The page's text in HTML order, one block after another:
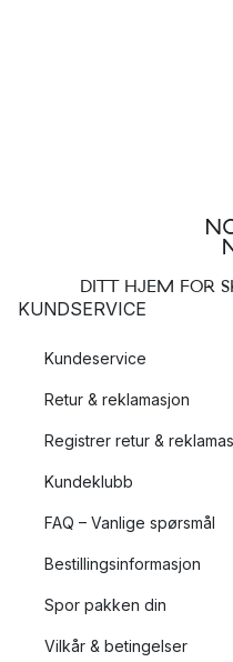
DITT HJEM FOR
KUNDSERVICE
Kundeservice
Retur & reklamasjon
Registrer retur &
Kundeklubb
FAQ – Vanlige spørsmål
Bestillingsinformasjon
Spor pakken din
Vilkår & betingelser